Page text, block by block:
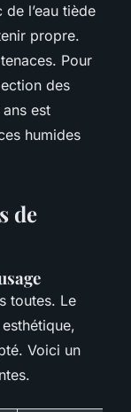
l’eau tiède
propre.
Pour
des
est
humides
de
toutes. Le
Voici un